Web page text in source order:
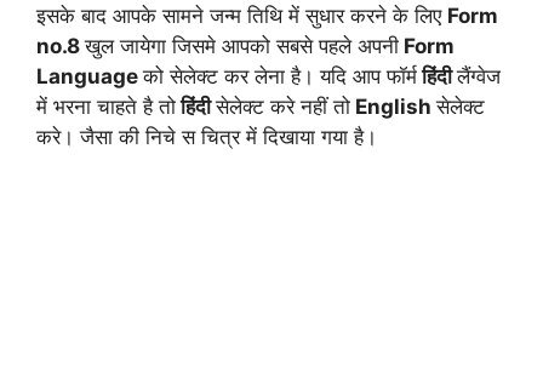
इसके बाद आपके सामने जन्म तिथि में सुधार करने के लिए Form
no.8खुल जायेगा जिसमे आपको सबसे पहले अपनी Form
Languageको सेलेक्ट कर लेना है। यदि आप फॉर्महिंदीलैंग्वेज
में भरना चाहते है तोहिंदीसेलेक्ट करे नहीं तो Englishसेलेक्ट
करे। जैसा की निचे स चित्र में दिखाया गया है।